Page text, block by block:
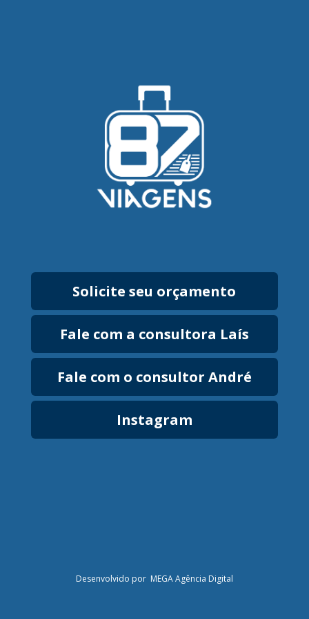
Solicite seu orçamento
Fale com a consultora Laís
Fale com o consultor André
Instagram
Desenvolvido por MEGA Agência Digital